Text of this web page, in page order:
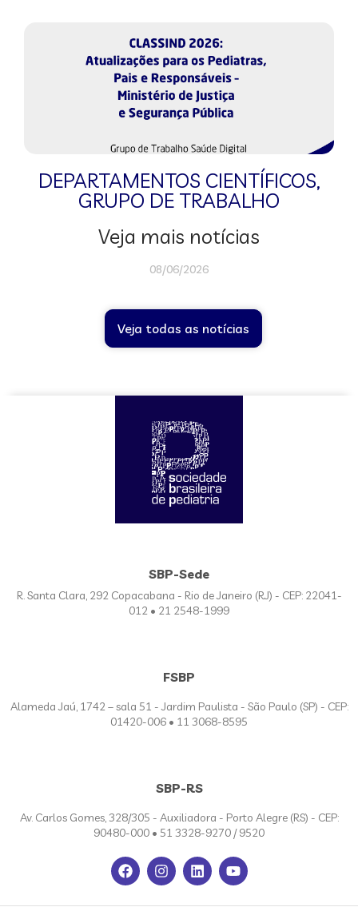
DEPARTAMENTOS CIENTÍFICOS,
GRUPO DE TRABALHO
Veja mais notícias
08/06/2026
Veja todas as notícias
SBP-Sede
R. Santa Clara, 292 Copacabana - Rio de Janeiro (RJ) - CEP: 22041-
012 • 21 2548-1999
FSBP
Alameda Jaú, 1742 – sala 51 - Jardim Paulista - São Paulo (SP) - CEP:
01420-006 • 11 3068-8595
SBP-RS
Av. Carlos Gomes, 328/305 - Auxiliadora - Porto Alegre (RS) - CEP:
90480-000 • 51 3328-9270 / 9520